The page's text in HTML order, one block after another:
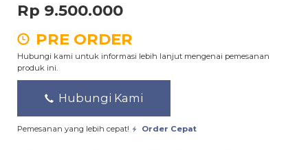
Rp 9.500.000
PRE ORDER
Hubungi kami untuk informasi lebih lanjut mengenai pemesanan
produk ini.
Hubungi Kami
Pemesanan yang lebih cepat! Order Cepat